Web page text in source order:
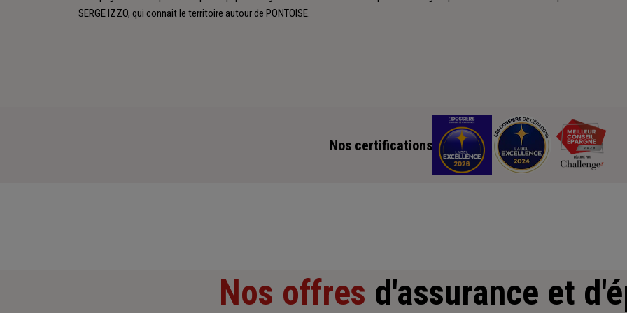
SERGE IZZO, qui connait le territoire autour de PONTOISE.
Nos certifications
Nos offres d'assurance et